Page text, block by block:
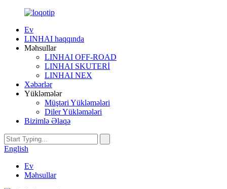
Ev
LINHAI haqqında
Məhsullar
LINHAI OFF-ROAD
LINHAI SKUTERİ
LINHAI NEX
Xəbərlər
Yükləmələr
Müştəri Yükləmələri
Diler Yükləmələri
Bizimlə Əlaqə
English
Ev
Məhsullar